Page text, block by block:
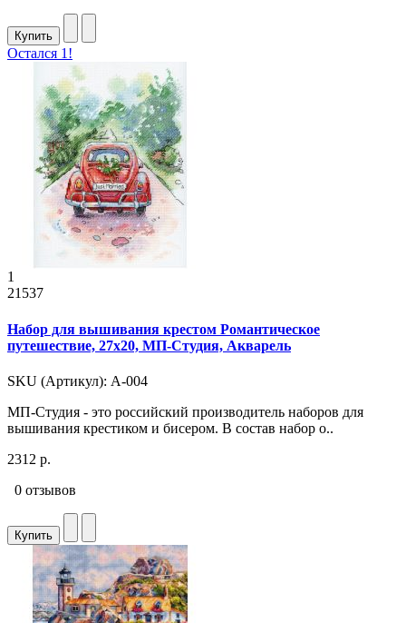
Купить
Остался 1!
1
21537
Набор для вышивания крестом Романтическое
путешествие, 27x20, МП-Студия, Акварель
SKU (Артикул): А-004
МП-Студия - это российский производитель наборов для
вышивания крестиком и бисером. В состав набор о..
2312 р.
0 отзывов
Купить